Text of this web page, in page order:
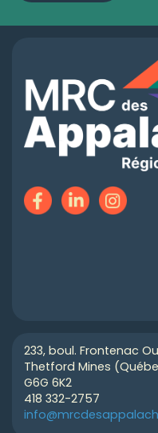
233, boul. Frontenac
Thetford Mines
G6G 6K2
418 332-2757